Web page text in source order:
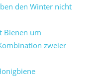
den Winter nicht
Bienen um
zweier